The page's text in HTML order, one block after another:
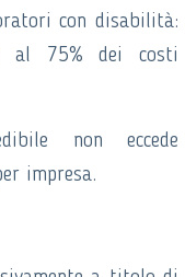
con disabilità:
al 75% dei costi
non eccede
impresa.